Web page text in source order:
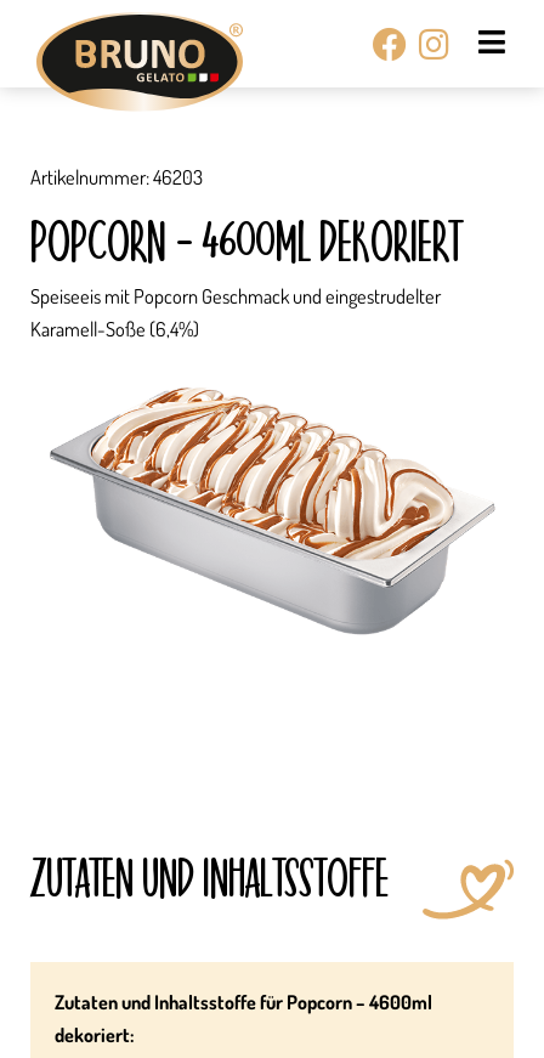
Inhalt
springen
Facebook
Artikelnummer: 46203
POPCORN – 4600ML DEKORIERT
Speiseeis mit Popcorn Geschmack und eingestrudelter
Karamell-Soße (6,4%)
ZUTATEN UND INHALTS­STOFFE
Zutaten und Inhaltsstoffe für Popcorn – 4600ml
dekoriert: